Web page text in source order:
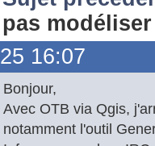
pas
16:07
Bonjour,
Avec OTB via Qgis,
notamment l'outil